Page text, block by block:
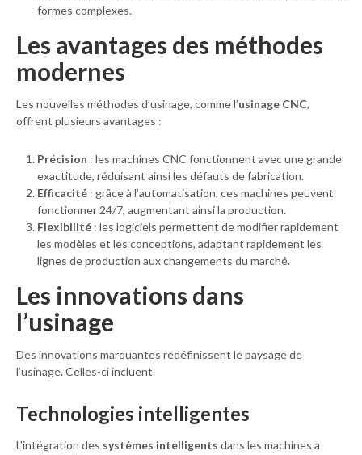
formes complexes.
Les avantages des méthodes
modernes
Les nouvelles méthodes d’usinage, comme l’usinage CNC,
offrent plusieurs avantages :
Précision : les machines CNC fonctionnent avec une grande
exactitude, réduisant ainsi les défauts de fabrication.
Efficacité : grâce à l’automatisation, ces machines peuvent
fonctionner 24/7, augmentant ainsi la production.
Flexibilité : les logiciels permettent de modifier rapidement
les modèles et les conceptions, adaptant rapidement les
lignes de production aux changements du marché.
Les innovations dans
l’usinage
Des innovations marquantes redéfinissent le paysage de
l’usinage. Celles-ci incluent.
Technologies intelligentes
L’intégration des systèmes intelligents dans les machines a